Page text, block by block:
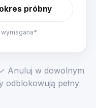
próbny
Anuluj w dowolnym
odblokowują pełny